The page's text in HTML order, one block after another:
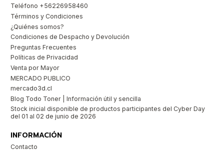
Teléfono +56226958460
Términos y Condiciones
¿Quiénes somos?
Condiciones de Despacho y Devolución
Preguntas Frecuentes
Políticas de Privacidad
Venta por Mayor
MERCADO PUBLICO
mercado3d.cl
Blog Todo Toner | Información útil y sencilla
Stock inicial disponible de productos participantes del Cyber Day
del 01 al 02 de junio de 2026
INFORMACIÓN
Contacto